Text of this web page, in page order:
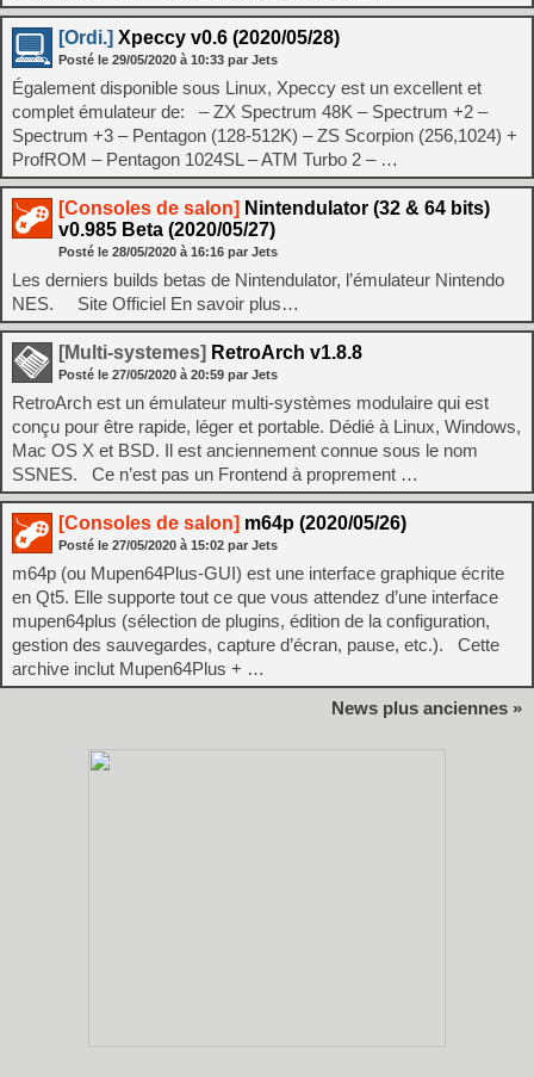
[Ordi.] Xpeccy v0.6 (2020/05/28)
Posté le 29/05/2020 à 10:33 par Jets
Également disponible sous Linux, Xpeccy est un excellent et
complet émulateur de: – ZX Spectrum 48K – Spectrum +2 –
Spectrum +3 – Pentagon (128-512K) – ZS Scorpion (256,1024) +
ProfROM – Pentagon 1024SL – ATM Turbo 2 – …
[Consoles de salon] Nintendulator (32 & 64 bits)
v0.985 Beta (2020/05/27)
Posté le 28/05/2020 à 16:16 par Jets
Les derniers builds betas de Nintendulator, l’émulateur Nintendo
NES. Site Officiel En savoir plus…
[Multi-systemes] RetroArch v1.8.8
Posté le 27/05/2020 à 20:59 par Jets
RetroArch est un émulateur multi-systèmes modulaire qui est
conçu pour être rapide, léger et portable. Dédié à Linux, Windows,
Mac OS X et BSD. Il est anciennement connue sous le nom
SSNES. Ce n’est pas un Frontend à proprement …
[Consoles de salon] m64p (2020/05/26)
Posté le 27/05/2020 à 15:02 par Jets
m64p (ou Mupen64Plus-GUI) est une interface graphique écrite
en Qt5. Elle supporte tout ce que vous attendez d’une interface
mupen64plus (sélection de plugins, édition de la configuration,
gestion des sauvegardes, capture d’écran, pause, etc.). Cette
archive inclut Mupen64Plus + …
News plus anciennes »